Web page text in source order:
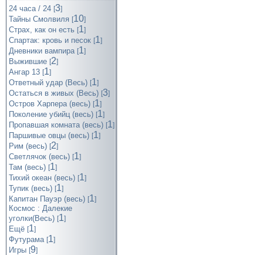
24 часа / 24 [3]
Тайны Смолвиля [10]
Страх, как он есть [1]
Спартак: кровь и песок [1]
Дневники вампира [1]
Выжившие [2]
Ангар 13 [1]
Ответный удар (Весь) [1]
Остаться в живых (Весь) [3]
Остров Харпера (весь) [1]
Поколение убийц (весь) [1]
Пропавшая комната (весь) [1]
Паршивые овцы (весь) [1]
Рим (весь) [2]
Светлячок (весь) [1]
Там (весь) [1]
Тихий океан (весь) [1]
Тупик (весь) [1]
Капитан Пауэр (весь) [1]
Космос : Далекие
уголки(Весь) [1]
Ещё [1]
Футурама [1]
Игры [9]